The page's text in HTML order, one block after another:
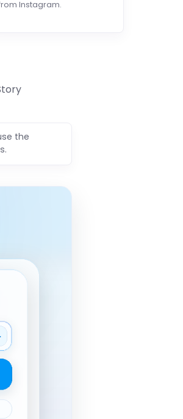
Instagram.
the